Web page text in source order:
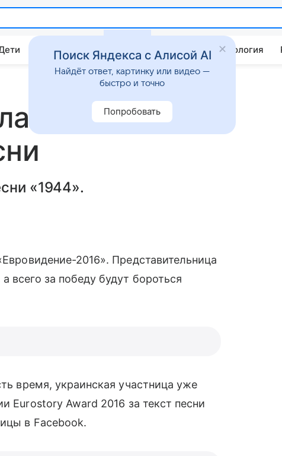
Дом Гороскопы Стиль жизни Психология
награду за
«1944».
2016». Представительница
за победу будут бороться
время, украинская участница уже
Eurostory Award 2016 за текст песни
в Facebook.
Поиск Яндекса с Алисой AI
Найдёт ответ, картинку или видео —
быстро и точно
Попробовать